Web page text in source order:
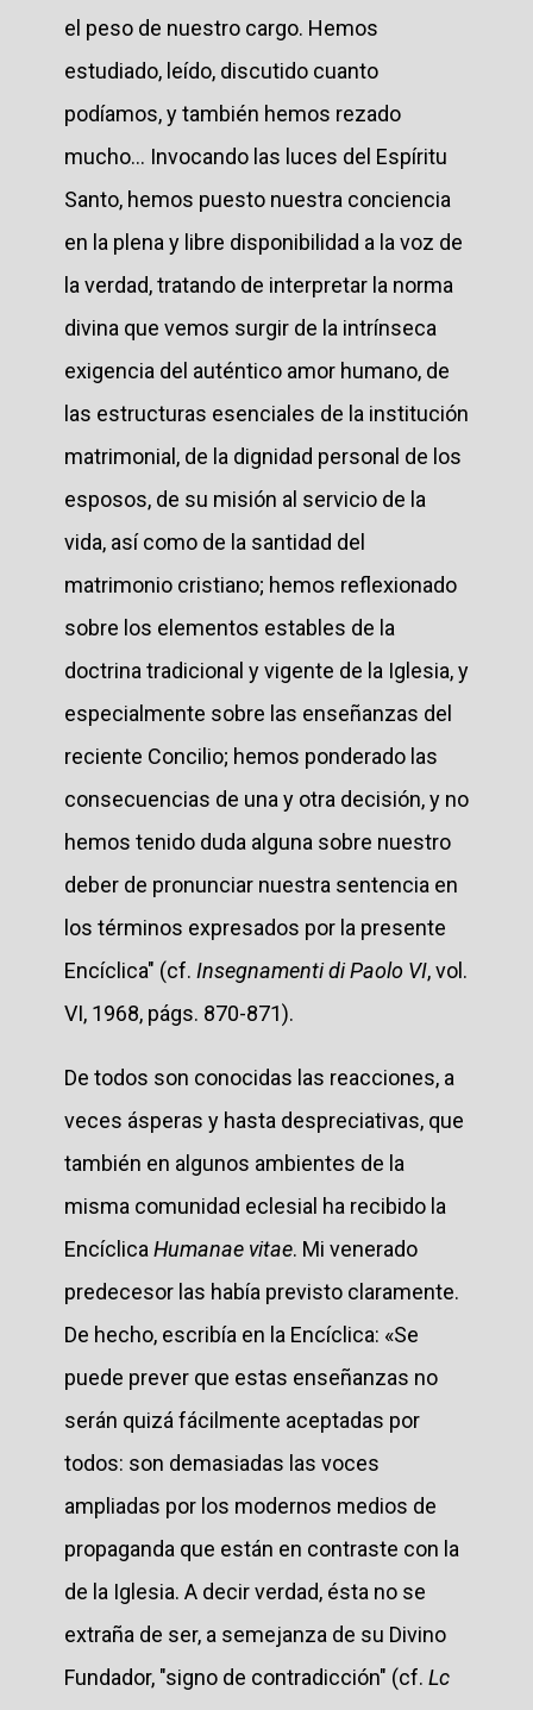
el peso de nuestro cargo. Hemos
estudiado, leído, discutido cuanto
podíamos, y también hemos rezado
mucho... Invocando las luces del Espíritu
Santo, hemos puesto nuestra conciencia
en la plena y libre disponibilidad a la voz de
la verdad, tratando de interpretar la norma
divina que vemos surgir de la intrínseca
exigencia del auténtico amor humano, de
las estructuras esenciales de la institución
matrimonial, de la dignidad personal de los
esposos, de su misión al servicio de la
vida, así como de la santidad del
matrimonio cristiano; hemos reflexionado
sobre los elementos estables de la
doctrina tradicional y vigente de la Iglesia, y
especialmente sobre las enseñanzas del
reciente Concilio; hemos ponderado las
consecuencias de una y otra decisión, y no
hemos tenido duda alguna sobre nuestro
deber de pronunciar nuestra sentencia en
los términos expresados por la presente
Encíclica" (cf. Insegnamenti di Paolo VI, vol.
VI, 1968, págs. 870-871).
De todos son conocidas las reacciones, a
veces ásperas y hasta despreciativas, que
también en algunos ambientes de la
misma comunidad eclesial ha recibido la
Encíclica Humanae vitae. Mi venerado
predecesor las había previsto claramente.
De hecho, escribía en la Encíclica: «Se
puede prever que estas enseñanzas no
serán quizá fácilmente aceptadas por
todos: son demasiadas las voces
ampliadas por los modernos medios de
propaganda que están en contraste con la
de la Iglesia. A decir verdad, ésta no se
extraña de ser, a semejanza de su Divino
Fundador, "signo de contradicción" (cf. Lc